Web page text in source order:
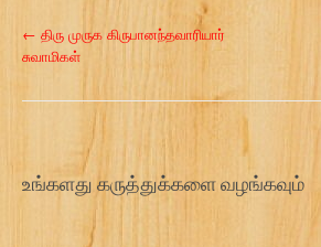
P
n
← திரு முருக கிருபானந்தவாரியார்
சுவாமிகள்
உங்களது கருத்துக்களை வழங்கவும்